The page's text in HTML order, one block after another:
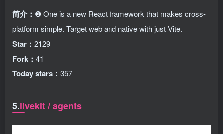
简介： ❶ One is a new React framework that makes cross-
platform simple. Target web and native with just Vite.
Star： 2129
Fork： 41
Today stars： 357
5.livekit / agents